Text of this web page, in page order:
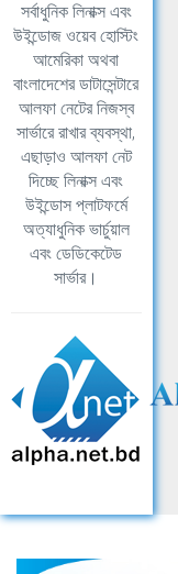
সর্বাধুনিক লিনাক্স এবং
উইন্ডোজ ওয়েব হোস্টিং
আমেরিকা অথবা
বাংলাদেশের ডাটাসেন্টারে
আলফা নেটের নিজস্ব
সার্ভারে রাখার ব্যবস্থা,
এছাড়াও আলফা নেট
দিচ্ছে লিনাক্স এবং
উইন্ডোস প্লাটফর্মে
অত্যাধুনিক ভার্চুয়াল
এবং ডেডিকেটেড
সার্ভার।